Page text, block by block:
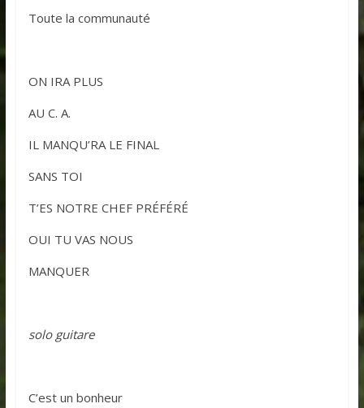
Toute la communauté
ON IRA PLUS
AU C. A.
IL MANQU’RA LE FINAL
SANS TOI
T’ES NOTRE CHEF PRÉFÉRÉ
OUI TU VAS NOUS
MANQUER
solo guitare
C’est un bonheur